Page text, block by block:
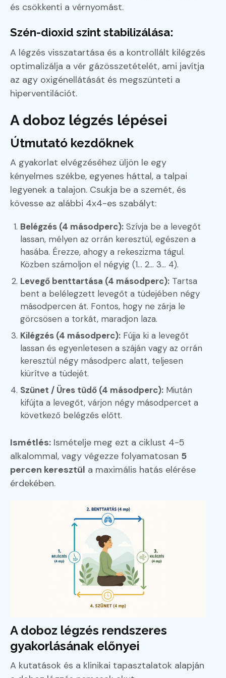
és csökkenti a vérnyomást.
Szén-dioxid szint stabilizálása:
A légzés visszatartása és a kontrollált kilégzés
optimalizálja a vér gázösszetételét, ami javítja
az agy oxigénellátását és megszünteti a
hiperventilációt.
A doboz légzés lépései
Útmutató kezdőknek
A gyakorlat elvégzéséhez üljön le egy
kényelmes székbe, egyenes háttal, a talpai
legyenek a talajon. Csukja be a szemét, és
kövesse az alábbi 4x4-es szabályt:
Belégzés (4 másodperc): Szívja be a levegőt
lassan, mélyen az orrán keresztül, egészen a
hasába. Érezze, ahogy a rekeszizma tágul.
Közben számoljon el négyig (1... 2... 3... 4).
Levegő benttartása (4 másodperc): Tartsa
bent a belélegzett levegőt a tüdejében négy
másodpercen át. Fontos, hogy ne zárja le
görcsösen a torkát, maradjon laza.
Kilégzés (4 másodperc): Fújja ki a levegőt
lassan és egyenletesen a száján vagy az orrán
keresztül négy másodperc alatt, teljesen
kiürítve a tüdejét.
Szünet / Üres tüdő (4 másodperc): Miután
kifújta a levegőt, várjon négy másodpercet a
következő belégzés előtt.
Ismétlés: Ismételje meg ezt a ciklust 4-5
alkalommal, vagy végezze folyamatosan 5
percen keresztül a maximális hatás elérése
érdekében.
A doboz légzés rendszeres
gyakorlásának előnyei
A kutatások és a klinikai tapasztalatok alapján